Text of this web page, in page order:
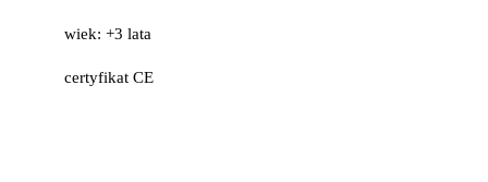
wiek: +3 lata
certyfikat CE